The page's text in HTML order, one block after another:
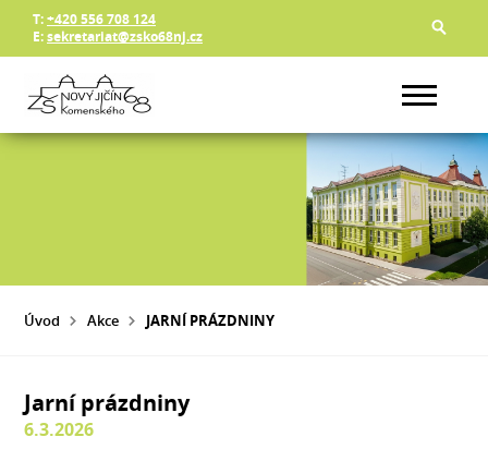
T:+420 556 708 124
E:sekretariat@zsko68nj.cz
Úvod Akce JARNÍ PRÁZDNINY
Jarní prázdniny
6.3.2026